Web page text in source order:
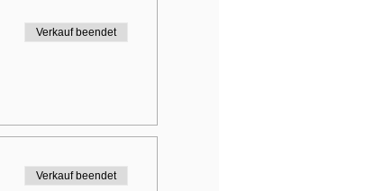
Verkauf beendet
Verkauf beendet